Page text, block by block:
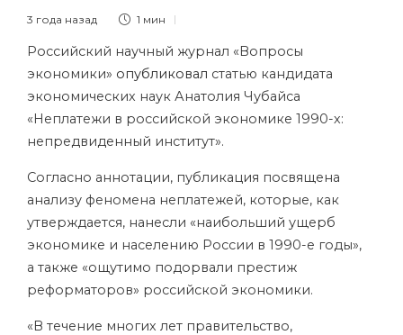
3 года назад 1 мин
Российский научный журнал «Вопросы
экономики» опубликовал статью кандидата
экономических наук Анатолия Чубайса
«Неплатежи в российской экономике 1990-х:
непредвиденный институт».
Согласно аннотации, публикация посвящена
анализу феномена неплатежей, которые, как
утверждается, нанесли «наибольший ущерб
экономике и населению России в 1990-е годы»,
а также «ощутимо подорвали престиж
реформаторов» российской экономики.
«В течение многих лет правительство,